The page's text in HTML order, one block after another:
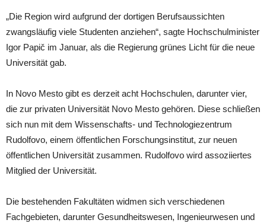
„Die Region wird aufgrund der dortigen Berufsaussichten
zwangsläufig viele Studenten anziehen“, sagte Hochschulminister
Igor Papič im Januar, als die Regierung grünes Licht für die neue
Universität gab.
In Novo Mesto gibt es derzeit acht Hochschulen, darunter vier,
die zur privaten Universität Novo Mesto gehören. Diese schließen
sich nun mit dem Wissenschafts- und Technologiezentrum
Rudolfovo, einem öffentlichen Forschungsinstitut, zur neuen
öffentlichen Universität zusammen. Rudolfovo wird assoziiertes
Mitglied der Universität.
Die bestehenden Fakultäten widmen sich verschiedenen
Fachgebieten, darunter Gesundheitswesen, Ingenieurwesen und